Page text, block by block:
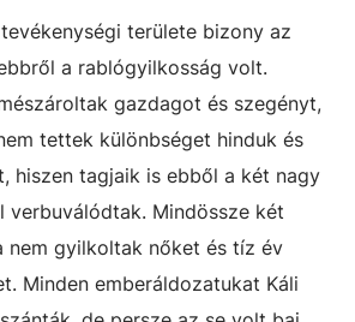
területe bizony az
a rablógyilkosság volt.
gazdagot és szegényt,
tettek különbséget hinduk és
hiszen tagjaik is ebből a két nagy
verbuválódtak. Mindössze két
nem gyilkoltak nőket és tíz év
Minden emberáldozatukat Káli